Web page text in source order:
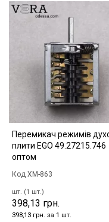
Перемикач режимів
плити EGO 49.27215.746
оптом
Код XM-863
шт. (1 шт.)
398,13 грн.
398,13 грн. за 1 шт.